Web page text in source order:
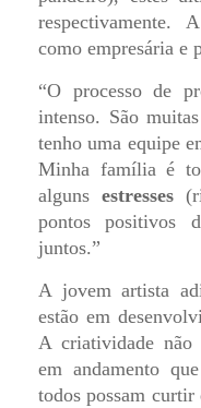
respectivamente.
como empresária e
“O processo de
intenso. São
tenho uma equipe
Minha família é
alguns estresses
pontos positivos
juntos.”
A jovem artista
estão em
A criatividade não
em andamento
todos possam